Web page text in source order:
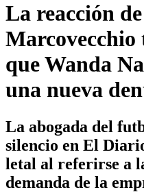
La reacción
Marcovecchio
que Wanda
una nueva
La abogada del
silencio en El
letal al referirse a
demanda de la